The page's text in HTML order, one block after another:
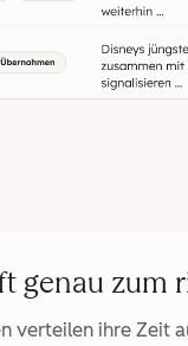
genau
verteilen ihre Zeit